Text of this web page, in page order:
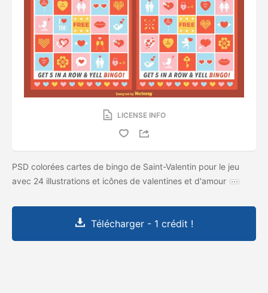
LICENSE INFO
PSD colorées cartes de bingo de Saint-Valentin pour le jeu
avec 24 illustrations et icônes de valentines et d'amour
Télécharger - 1 crédit !